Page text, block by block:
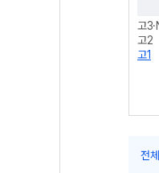
고
고2
고1
전체